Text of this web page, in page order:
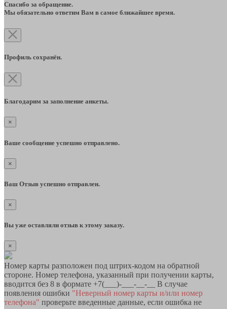
Спасибо за обращение.
Мы обязательно ответим Вам в самое ближайшее время.
Профиль сохранён.
Благодарим за заполнение анкеты.
×
Ваше сообщение успешно отправлено.
×
Ваш Отзыв успешно отправлен.
×
Вы уже оставляли отзыв к этому заказу.
×
Номер карты разположен под штрих-кодом на обратной
стороне. Номер телефона, указанный при получении карты,
вводится без 8 в формате +7(___)-___-__-__ В случае
появления ошибки "Неверный номер карты и/или номер
телефона" проверьте введенные данные, если ошибка не